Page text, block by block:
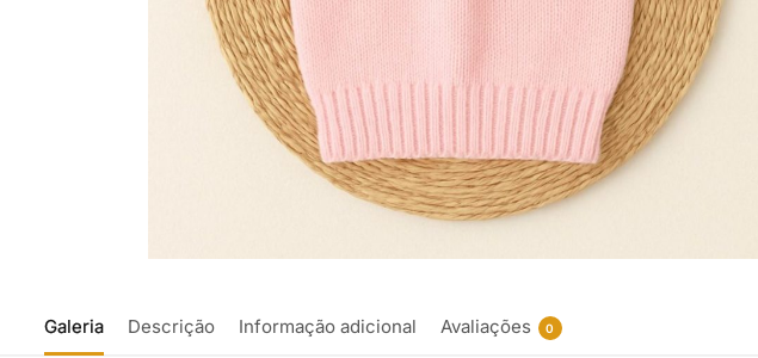
Galeria Descrição Informação adicional Avaliações 0